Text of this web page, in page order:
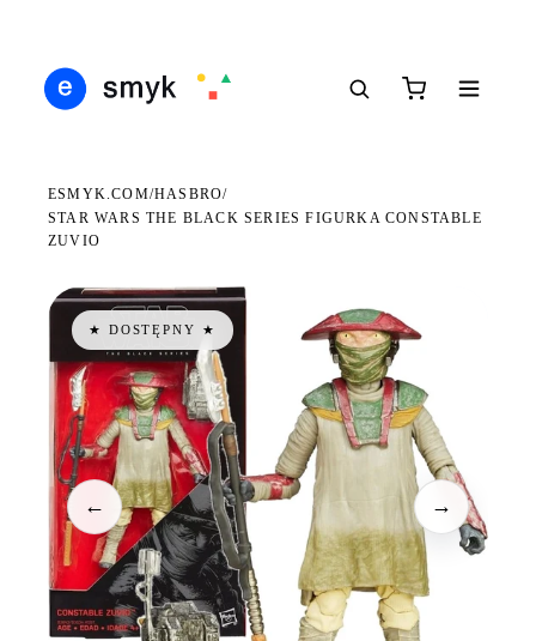
ESMYK.COM/HASBRO/
STAR WARS THE BLACK SERIES FIGURKA CONSTABLE
ZUVIO
★ DOSTĘPNY ★
← →